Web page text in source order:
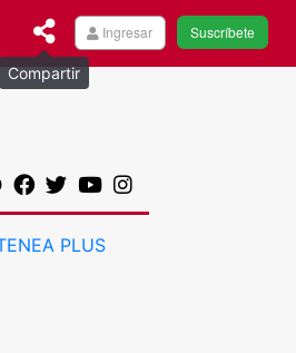
Suscríbete
Ingresar
Compartir